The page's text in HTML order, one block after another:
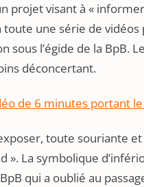
projet visant à «
une série de
sous l’égide de la BpB.
déconcertant.
de 6 minutes portant
toute souriante
». La symbolique
qui a oublié au